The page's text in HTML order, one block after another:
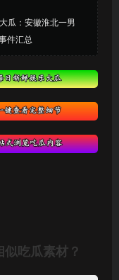
瓜：安徽淮北一男
件汇总
吃瓜素材？